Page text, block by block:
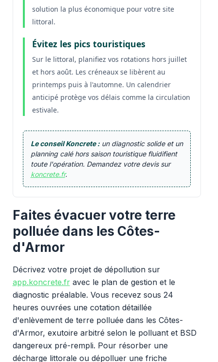
solution la plus économique pour votre site
littoral.
Évitez les pics touristiques
Sur le littoral, planifiez vos rotations hors juillet
et hors août. Les créneaux se libèrent au
printemps puis à l'automne. Un calendrier
anticipé protège vos délais comme la circulation
estivale.
Le conseil Koncrete :un diagnostic solide et un
planning calé hors saison touristique fluidifient
toute l'opération. Demandez votre devis sur
koncrete.fr.
Faites évacuer votre terre
polluée dans les Côtes-
d'Armor
Décrivez votre projet de dépollution sur
app.koncrete.fravec le plan de gestion et le
diagnostic préalable. Vous recevez sous 24
heures ouvrées une cotation détaillée
d'enlèvement de terre polluée dans les Côtes-
d'Armor, exutoire arbitré selon le polluant et BSD
dangereux pré-rempli. Pour résorber une
décharge littorale ou dépolluer une friche